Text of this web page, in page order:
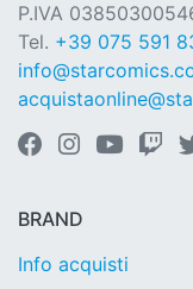
P.IVA
Tel. +39 075 591
BRAND
Info acquisti